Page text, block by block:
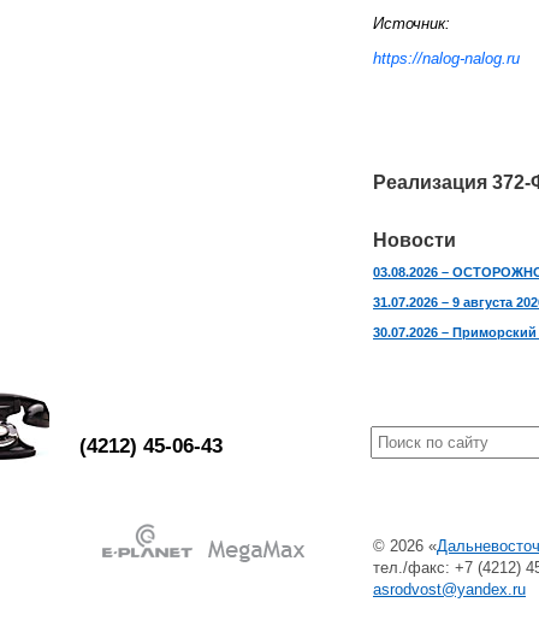
Источник:
https://nalog-nalog.ru
Реализация
Новости
03.08.2026 –
31.07.2026 – 9 августа
30.07.2026 –
(4212) 45-06-43
© 2026 «
тел./факс: +7 (4212)
asrodvost@yandex.ru